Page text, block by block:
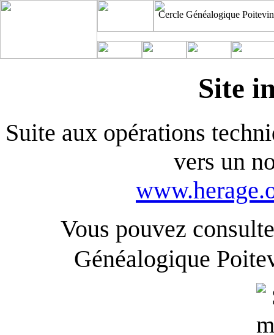
Cercle Généalogique Poitevin
Site
Suite aux opérations
vers un
Vous pouvez
Généalogique